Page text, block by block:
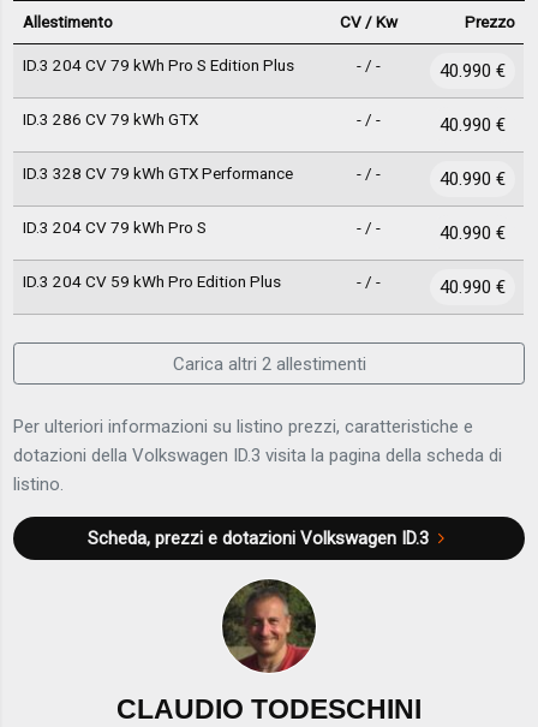
Allestimento CV / Kw Prezzo
ID.3 204 CV 79 kWh Pro S Edition Plus - / - 40.990 €
ID.3 286 CV 79 kWh GTX - / - 40.990 €
ID.3 328 CV 79 kWh GTX Performance - / - 40.990 €
ID.3 204 CV 79 kWh Pro S - / - 40.990 €
ID.3 204 CV 59 kWh Pro Edition Plus - / - 40.990 €
Carica altri 2 allestimenti
Per ulteriori informazioni su listino prezzi, caratteristiche e
dotazioni della Volkswagen ID.3 visita la pagina della scheda di
listino.
Scheda, prezzi e dotazioni Volkswagen ID.3
CLAUDIO TODESCHINI